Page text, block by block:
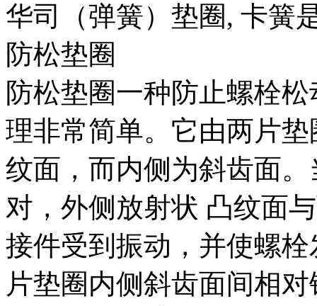
华司（弹簧）垫圈, 卡簧
防松垫圈
防松垫圈一种防止螺栓
理非常简单。它由两片
纹面，而内侧为斜齿面
对，外侧放射状 凸纹面
接件受到振动，并使螺
片垫圈内侧斜齿面间相